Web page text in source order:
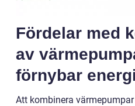
Fördelar med
av
förnybar energi
Att kombinera